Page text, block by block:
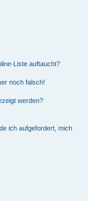
Liste auftaucht?
noch falsch!
werden?
ich aufgefordert, mich